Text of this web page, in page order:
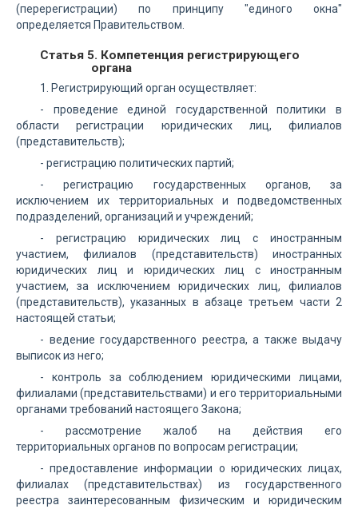
(перерегистрации) по принципу "единого окна"
определяется Правительством.
Статья 5. Компетенция регистрирующего
органа
1. Регистрирующий орган осуществляет:
- проведение единой государственной политики в
области регистрации юридических лиц, филиалов
(представительств);
- регистрацию политических партий;
- регистрацию государственных органов, за
исключением их территориальных и подведомственных
подразделений, организаций и учреждений;
- регистрацию юридических лиц с иностранным
участием, филиалов (представительств) иностранных
юридических лиц и юридических лиц с иностранным
участием, за исключением юридических лиц, филиалов
(представительств), указанных в абзаце третьем части 2
настоящей статьи;
- ведение государственного реестра, а также выдачу
выписок из него;
- контроль за соблюдением юридическими лицами,
филиалами (представительствами) и его территориальными
органами требований настоящего Закона;
- рассмотрение жалоб на действия его
территориальных органов по вопросам регистрации;
- предоставление информации о юридических лицах,
филиалах (представительствах) из государственного
реестра заинтересованным физическим и юридическим